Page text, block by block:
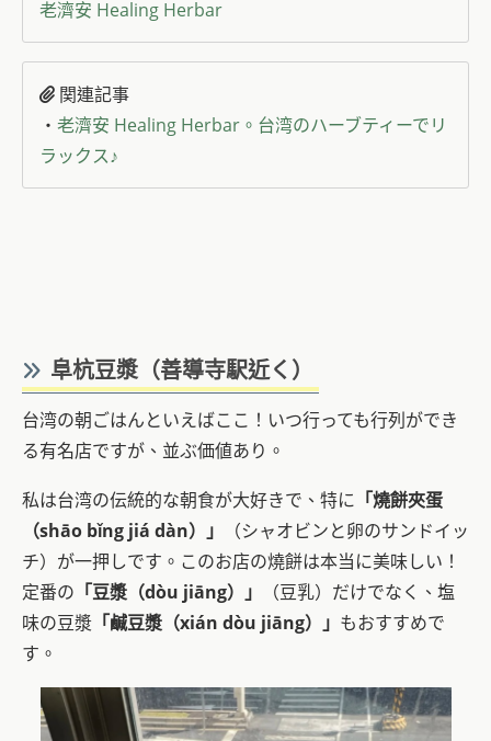
老濟安 Healing Herbar
関連記事
・ 老濟安 Healing Herbar。台湾のハーブティーでリ
ラックス♪
阜杭豆漿（善導寺駅近く）
台湾の朝ごはんといえばここ！いつ行っても行列ができ
る有名店ですが、並ぶ価値あり。
私は台湾の伝統的な朝食が大好きで、特に 「燒餅夾蛋
（shāo bǐng jiá dàn）
」
（シャオビンと卵のサンドイッ
チ）が一押しです。このお店の燒餅は本当に美味しい！
定番の 「豆漿（dòu jiāng）」
（豆乳）だけでなく、塩
味の豆漿 「鹹豆漿（xián dòu jiāng）」 もおすすめで
す。